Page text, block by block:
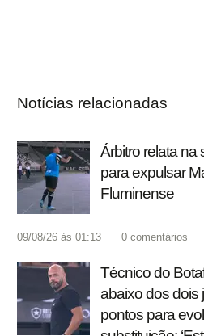
Notícias relacionadas
Árbitro relata na
para expulsar
Fluminense
09/08/26 às 01:13 0 comentários
Técnico do
abaixo dos dois
pontos para